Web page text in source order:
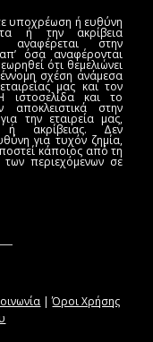
υποχρέωση ή ευθύνη
ή την ακρίβεια
αναφέρεται στην
όσα αναφέρονται
ότι θεμελιώνει
σχέση ανάμεσα
μας και τον
ιστοσελίδα και το
αποκλειστικά στην
την εταιρεία μας,
ή ακρίβειας. Δεν
για τυχόν ζημία,
κάποιος από τη
περιεχόμενων σε
|Όροι Χρήσης